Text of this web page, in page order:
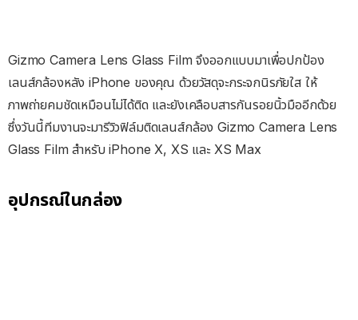
Gizmo Camera Lens Glass Film จึงออกแบบมาเพื่อปกป้อง
เลนส์กล้องหลัง iPhone ของคุณ ด้วยวัสดุจะกระจกนิรภัยใส ให้
ภาพถ่ายคมชัดเหมือนไม่ได้ติด และยังเคลือบสารกันรอยนิ้วมืออีกด้วย
ซึ่งวันนี้ทีมงานจะมารีวิวฟิล์มติดเลนส์กล้อง Gizmo Camera Lens
Glass Film สำหรับ iPhone X, XS และ XS Max
อุปกรณ์ในกล่อง